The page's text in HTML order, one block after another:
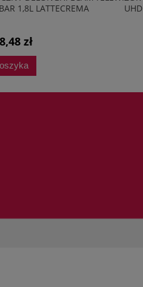
1,8L LATTECREMA
zł